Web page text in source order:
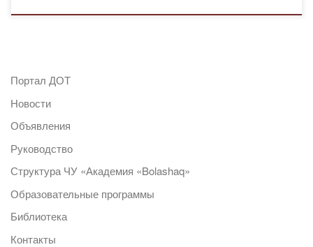
Портал ДОТ
Новости
Объявления
Руководство
Структура ЧУ «Академия «Bolashaq»
Образовательные программы
Библиотека
Контакты